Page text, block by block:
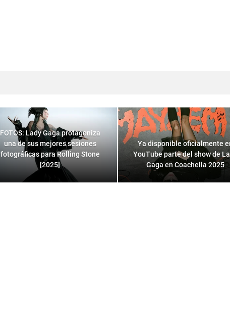
FOTOS: Lady Gaga protagoniza
una de sus mejores sesiones
fotográficas para Rolling Stone
[2025]
Ya disponible oficialmente
YouTube parte del show de
Gaga en Coachella 2025